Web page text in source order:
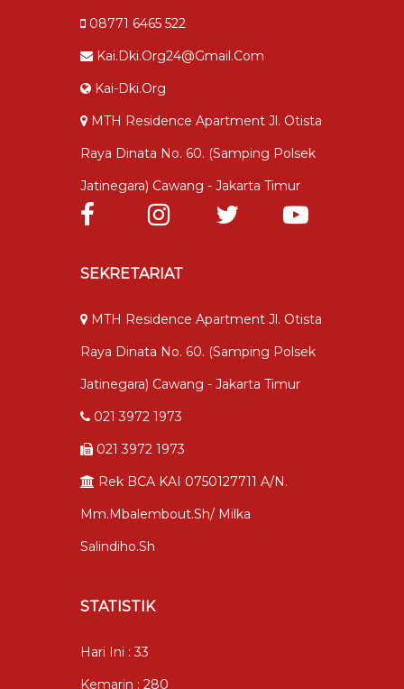
08771 6465 522
Kai.dki.org24@gmail.com
Kai-Dki.org
MTH Residence Apartment Jl. Otista
Raya Dinata No. 60. (samping Polsek
Jatinegara) Cawang - Jakarta Timur
SEKRETARIAT
MTH Residence Apartment Jl. Otista
Raya Dinata No. 60. (samping Polsek
Jatinegara) Cawang - Jakarta Timur
021 3972 1973
021 3972 1973
Rek BCA KAI 0750127711 A/n.
Mm.mbalembout.sh/ Milka
Salindiho.sh
STATISTIK
Hari Ini : 33
Kemarin : 280